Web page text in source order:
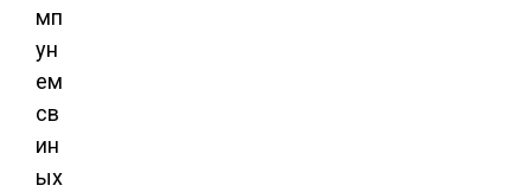
мп
ун
ем
св
ин
ых